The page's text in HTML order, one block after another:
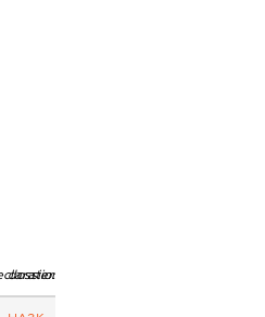
dossier.declarations.source